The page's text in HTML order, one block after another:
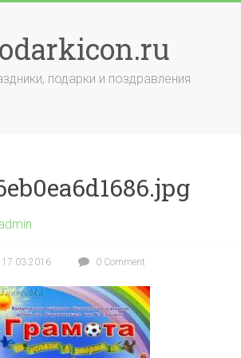
подарки и поздравления
17.03.2016 0 Comment